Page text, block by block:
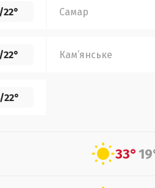
/22° Самар
/22° Кам’янське
/22°
33°